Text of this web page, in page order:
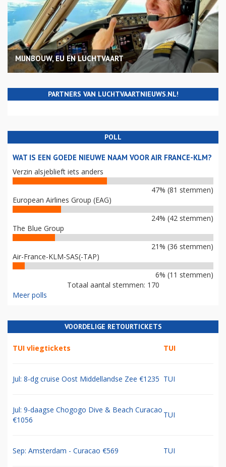
MIJNBOUW, EU EN LUCHTVAART
PARTNERS VAN LUCHTVAARTNIEUWS.NL!
POLL
WAT IS EEN GOEDE NIEUWE NAAM VOOR AIR FRANCE-KLM?
Verzin alsjeblieft iets anders
47% (81 stemmen)
European Airlines Group (EAG)
24% (42 stemmen)
The Blue Group
21% (36 stemmen)
Air-France-KLM-SAS(-TAP)
6% (11 stemmen)
Totaal aantal stemmen: 170
Meer polls
VOORDELIGE RETOURTICKETS
TUI vliegtickets TUI
Jul: 8-dg cruise Oost Middellandse Zee €1235 TUI
Jul: 9-daagse Chogogo Dive & Beach Curacao
€1056
TUI
Sep: Amsterdam - Curacao €569 TUI